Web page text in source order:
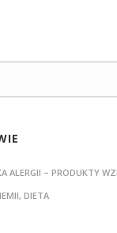
ALERGII – PRODUKTY
DIETA